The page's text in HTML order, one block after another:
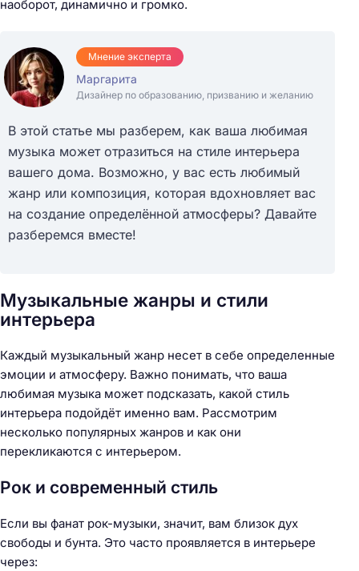
наоборот, динамично и громко.
Мнение эксперта
Маргарита
Дизайнер по образованию, призванию и желанию
В этой статье мы разберем, как ваша любимая
музыка может отразиться на стиле интерьера
вашего дома. Возможно, у вас есть любимый
жанр или композиция, которая вдохновляет вас
на создание определённой атмосферы? Давайте
разберемся вместе!
Музыкальные жанры и стили
интерьера
Каждый музыкальный жанр несет в себе определенные
эмоции и атмосферу. Важно понимать, что ваша
любимая музыка может подсказать, какой стиль
интерьера подойдёт именно вам. Рассмотрим
несколько популярных жанров и как они
перекликаются с интерьером.
Рок и современный стиль
Если вы фанат рок-музыки, значит, вам близок дух
свободы и бунта. Это часто проявляется в интерьере
через: